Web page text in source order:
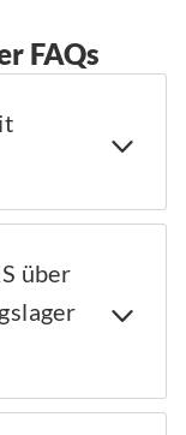
FAQs
über